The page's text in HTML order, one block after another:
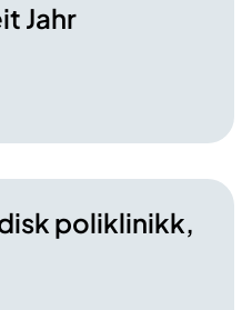
Jahr
poliklinikk,